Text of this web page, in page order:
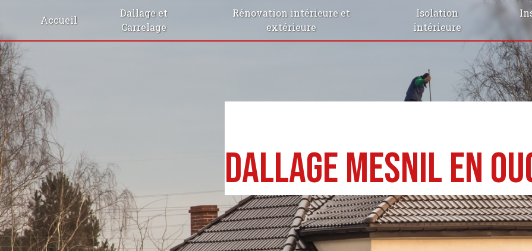
Accueil
Dallage et
Carrelage
Rénovation intérieure et
extérieure
Isolation
intérieure
Dallage Mesnil en
Panneau de gestion des cookies